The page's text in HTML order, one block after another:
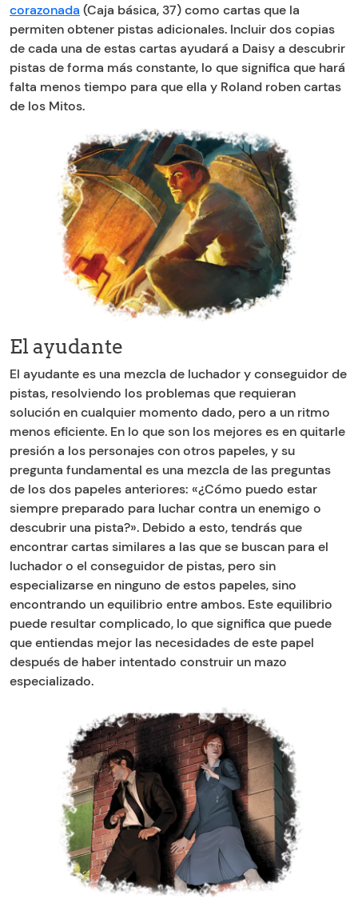
corazonada (Caja básica, 37) como cartas que la
permiten obtener pistas adicionales. Incluir dos copias
de cada una de estas cartas ayudará a Daisy a descubrir
pistas de forma más constante, lo que significa que hará
falta menos tiempo para que ella y Roland roben cartas
de los Mitos.
El ayudante
El ayudante es una mezcla de luchador y conseguidor de
pistas, resolviendo los problemas que requieran
solución en cualquier momento dado, pero a un ritmo
menos eficiente. En lo que son los mejores es en quitarle
presión a los personajes con otros papeles, y su
pregunta fundamental es una mezcla de las preguntas
de los dos papeles anteriores: «¿Cómo puedo estar
siempre preparado para luchar contra un enemigo o
descubrir una pista?». Debido a esto, tendrás que
encontrar cartas similares a las que se buscan para el
luchador o el conseguidor de pistas, pero sin
especializarse en ninguno de estos papeles, sino
encontrando un equilibrio entre ambos. Este equilibrio
puede resultar complicado, lo que significa que puede
que entiendas mejor las necesidades de este papel
después de haber intentado construir un mazo
especializado.